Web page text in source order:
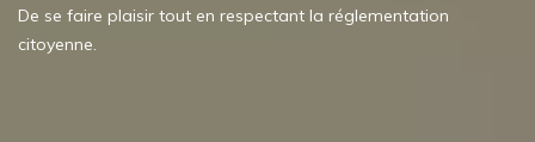
De se faire plaisir tout en respectant la réglementation
citoyenne.